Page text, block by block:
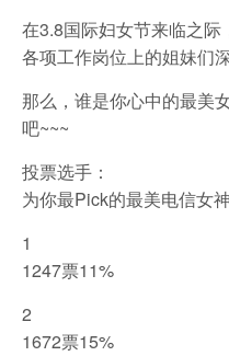
在3.8国际妇女节来临之
各项工作岗位上的姐妹们
那么，谁是你心中的最美
吧~~~
投票选手：
为你最Pick的最美电信女
1
1247票11%
2
1672票15%